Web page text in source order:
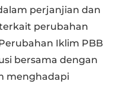
perjanjian dan
perubahan
Iklim PBB
bersama dengan
menghadapi